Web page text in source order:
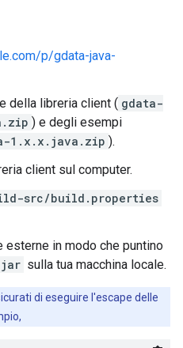
p/gdata-java-
della libreria client ( gdata-
) e degli esempi
1.x.x.java.zip ).
client sul computer.
src/build.properties
in modo che puntino
sulla tua macchina locale.
di eseguire l'escape delle